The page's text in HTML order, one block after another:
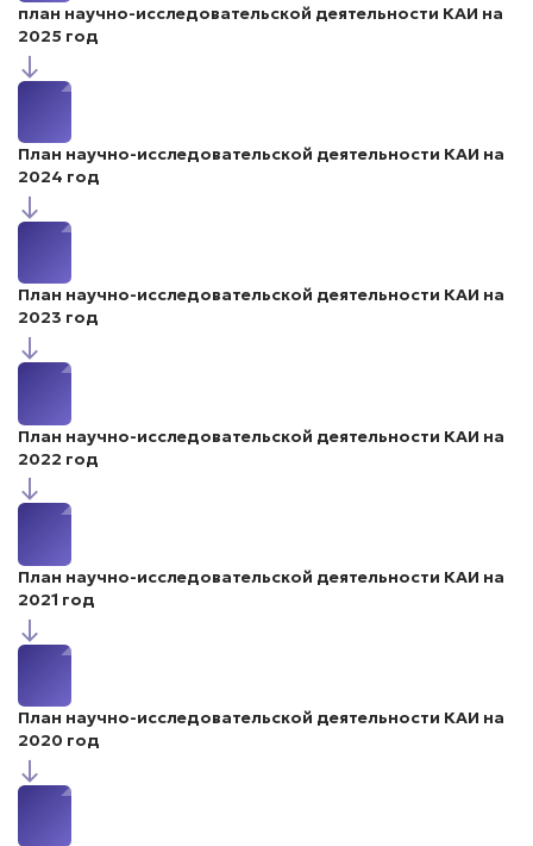
план научно-исследовательской деятельности КАИ на
2025 год
↓
План научно-исследовательской деятельности КАИ на
2024 год
↓
План научно-исследовательской деятельности КАИ на
2023 год
↓
План научно-исследовательской деятельности КАИ на
2022 год
↓
План научно-исследовательской деятельности КАИ на
2021 год
↓
План научно-исследовательской деятельности КАИ на
2020 год
↓